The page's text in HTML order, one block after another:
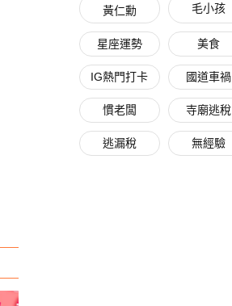
黃仁勳 毛小孩
星座運勢 美食
IG熱門打卡 國道車禍
慣老闆 寺廟逃稅
逃漏稅 無經驗